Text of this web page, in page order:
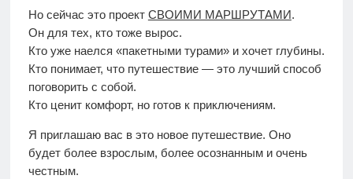
Но сейчас это проект СВОИМИ МАРШРУТАМИ.
Он для тех, кто тоже вырос.
Кто уже наелся «пакетными турами» и хочет глубины.
Кто понимает, что путешествие — это лучший способ
поговорить с собой.
Кто ценит комфорт, но готов к приключениям.
Я приглашаю вас в это новое путешествие. Оно
будет более взрослым, более осознанным и очень
честным.